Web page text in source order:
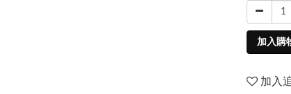
加入購
加入